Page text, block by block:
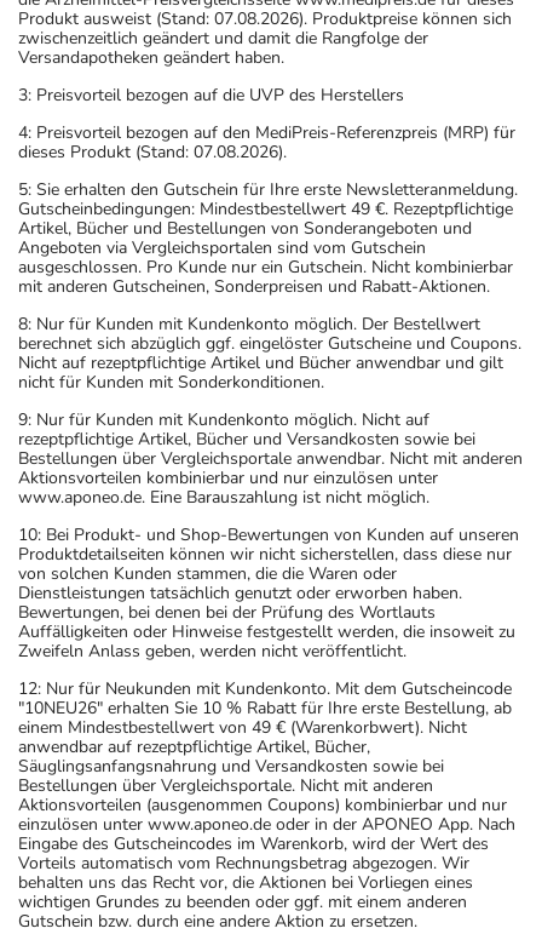
Produkt ausweist (Stand: 07.08.2026). Produktpreise können sich
zwischenzeitlich geändert und damit die Rangfolge der
Versandapotheken geändert haben.
3: Preisvorteil bezogen auf die UVP des Herstellers
4: Preisvorteil bezogen auf den MediPreis-Referenzpreis (MRP) für
dieses Produkt (Stand: 07.08.2026).
5: Sie erhalten den Gutschein für Ihre erste Newsletteranmeldung.
Gutscheinbedingungen: Mindestbestellwert 49 €. Rezeptpflichtige
Artikel, Bücher und Bestellungen von Sonderangeboten und
Angeboten via Vergleichsportalen sind vom Gutschein
ausgeschlossen. Pro Kunde nur ein Gutschein. Nicht kombinierbar
mit anderen Gutscheinen, Sonderpreisen und Rabatt-Aktionen.
8: Nur für Kunden mit Kundenkonto möglich. Der Bestellwert
berechnet sich abzüglich ggf. eingelöster Gutscheine und Coupons.
Nicht auf rezeptpflichtige Artikel und Bücher anwendbar und gilt
nicht für Kunden mit Sonderkonditionen.
9: Nur für Kunden mit Kundenkonto möglich. Nicht auf
rezeptpflichtige Artikel, Bücher und Versandkosten sowie bei
Bestellungen über Vergleichsportale anwendbar. Nicht mit anderen
Aktionsvorteilen kombinierbar und nur einzulösen unter
www.aponeo.de. Eine Barauszahlung ist nicht möglich.
10: Bei Produkt- und Shop-Bewertungen von Kunden auf unseren
Produktdetailseiten können wir nicht sicherstellen, dass diese nur
von solchen Kunden stammen, die die Waren oder
Dienstleistungen tatsächlich genutzt oder erworben haben.
Bewertungen, bei denen bei der Prüfung des Wortlauts
Auffälligkeiten oder Hinweise festgestellt werden, die insoweit zu
Zweifeln Anlass geben, werden nicht veröffentlicht.
12: Nur für Neukunden mit Kundenkonto. Mit dem Gutscheincode
"10NEU26" erhalten Sie 10 % Rabatt für Ihre erste Bestellung, ab
einem Mindestbestellwert von 49 € (Warenkorbwert). Nicht
anwendbar auf rezeptpflichtige Artikel, Bücher,
Säuglingsanfangsnahrung und Versandkosten sowie bei
Bestellungen über Vergleichsportale. Nicht mit anderen
Aktionsvorteilen (ausgenommen Coupons) kombinierbar und nur
einzulösen unter www.aponeo.de oder in der APONEO App. Nach
Eingabe des Gutscheincodes im Warenkorb, wird der Wert des
Vorteils automatisch vom Rechnungsbetrag abgezogen. Wir
behalten uns das Recht vor, die Aktionen bei Vorliegen eines
wichtigen Grundes zu beenden oder ggf. mit einem anderen
Gutschein bzw. durch eine andere Aktion zu ersetzen.